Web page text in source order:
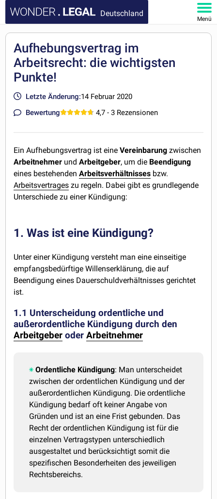
Deutschland
Menü
DOKUMENTE
KONTAKT
Aufhebungsvertrag im
Arbeitsrecht: die wichtigsten
Punkte!
Letzte Änderung:14 Februar 2020
Bewertung
4,7 - 3 Rezensionen
Ein Aufhebungsvertrag ist eineVereinbarung zwischen
Arbeitnehmer undArbeitgeber, um die Beendigung
eines bestehendenArbeitsverhältnisses bzw.
Arbeitsvertrages zu regeln. Dabei gibt es grundlegende
Unterschiede zu einer Kündigung:
1. Was ist eine Kündigung?
Unter einer Kündigung versteht man eine einseitige
empfangsbedürftige Willenserklärung, die auf
Beendigung eines Dauerschuldverhältnisses gerichtet
ist.
1.1 Unterscheidung ordentliche und
außerordentliche Kündigung durch den
Arbeitgeber oderArbeitnehmer
Ordentliche Kündigung: Man unterscheidet
zwischen der ordentlichen Kündigung und der
außerordentlichen Kündigung. Die ordentliche
Kündigung bedarf oft keiner Angabe von
Gründen und ist an eine Frist gebunden. Das
Recht der ordentlichen Kündigung ist für die
einzelnen Vertragstypen unterschiedlich
ausgestaltet und berücksichtigt somit die
spezifischen Besonderheiten des jeweiligen
Rechtsbereichs.